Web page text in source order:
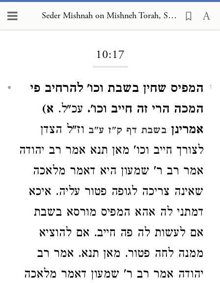
Seder Mishnah on Mishneh Torah, Sabbath 10:17
10:17
1
המפיס שחין בשבת וכו' להרחיב פי
המכה הרי זה חייב וכו'. עכ"ל. א)
אמרינן בשבת דף ק"ז ע"ב וז"ל הצדן
לצורך חייב וכו' מאן תנא אמר רב יהודה
אמר רב ר' שמעון היא דאמר מלאכה
שאינה צריכה לגופה פטור עליה. איכא
דמתני לה אהא המפיס מורסא בשבת
אם לעשות לה פה חייב. אם להוציא
ממנה לחה פטור. מאן תנא. אמר רב
יהודה אמר רב ר' שמעון דאמר מלאכה